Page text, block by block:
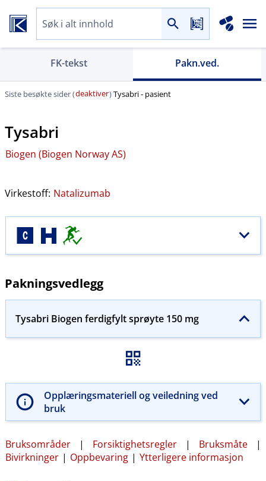
FK-tekst Pakn.ved.
Siste besøkte sider (deaktiver)Tysabri - pasient
Tysabri
Biogen (Biogen Norway AS)
Virkestoff: Natalizumab
Pakningsvedlegg
Tysabri Biogen ferdigfylt sprøyte 150 mg
Opplæringsmateriell og veiledning ved
bruk
Bruksområder | Forsiktighetsregler | Bruksmåte |
Bivirkninger | Oppbevaring | Ytterligere informasjon